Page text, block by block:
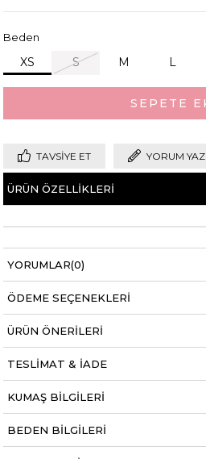
Beden
XS S M L
TAVSIYE ET YORUM YAZ
ÜRÜN ÖZELLIKLERI
YORUMLAR(0)
ÖDEME SEÇENEKLERI
ÜRÜN ÖNERILERI
TESLIMAT & İADE
KUMAŞ BILGILERI
BEDEN BILGILERI